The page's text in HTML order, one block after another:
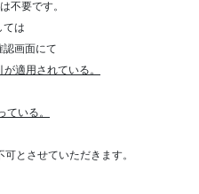
不要です。
は
画面にて
適用されている。
いる。
とさせていただきます。